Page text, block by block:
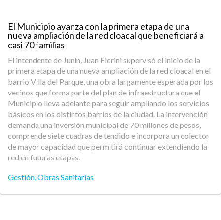
El Municipio avanza con la primera etapa de una
nueva ampliación de la red cloacal que beneficiará a
casi 70 familias
El intendente de Junín, Juan Fiorini supervisó el inicio de la
primera etapa de una nueva ampliación de la red cloacal en el
barrio Villa del Parque, una obra largamente esperada por los
vecinos que forma parte del plan de infraestructura que el
Municipio lleva adelante para seguir ampliando los servicios
básicos en los distintos barrios de la ciudad. La intervención
demanda una inversión municipal de 70 millones de pesos,
comprende siete cuadras de tendido e incorpora un colector
de mayor capacidad que permitirá continuar extendiendo la
red en futuras etapas.
Gestión,Obras Sanitarias